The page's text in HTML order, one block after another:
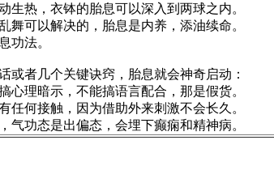
热，衣钵的胎息可以深入到两球之内。
可以解决的，胎息是内养，添油续命。
功法。
者几个关键诀窍，胎息就会神奇启动：
理暗示，不能搞语言配合，那是假货。
何接触，因为借助外来刺激不会长久。
功态是出偏态，会埋下癫痫和精神病。